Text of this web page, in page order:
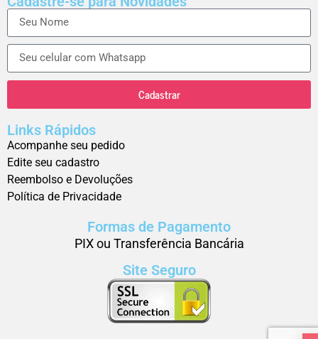
Cadastrar
Links Rápidos
Acompanhe seu pedido
Edite seu cadastro
Reembolso e Devoluções
Política de Privacidade
Formas de Pagamento
PIX ou Transferência Bancária
Site Seguro